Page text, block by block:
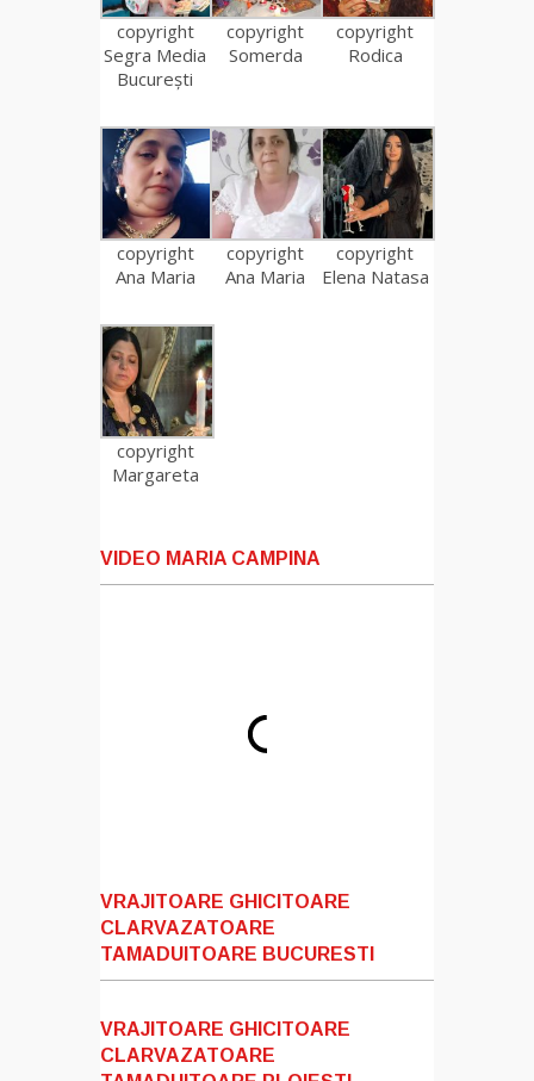
copyright
Segra Media
București
copyright
Somerda
copyright
Rodica
copyright
Ana Maria
copyright
Ana Maria
copyright
Elena Natasa
copyright
Margareta
VIDEO MARIA CAMPINA
VRAJITOARE GHICITOARE
CLARVAZATOARE
TAMADUITOARE BUCURESTI
VRAJITOARE GHICITOARE
CLARVAZATOARE